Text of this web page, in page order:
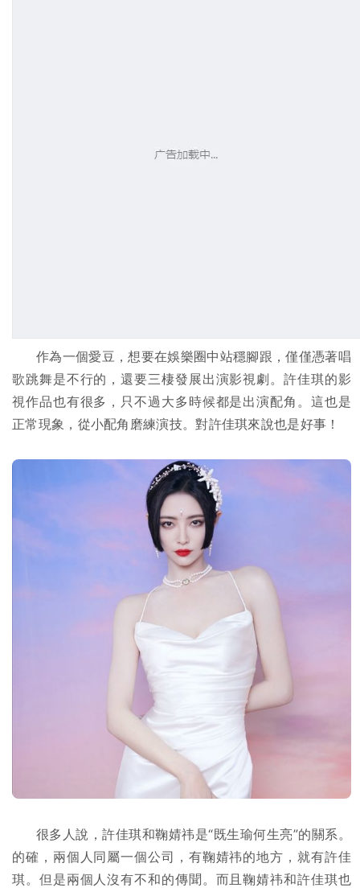
作為一個愛豆，想要在娛樂圈中站穩腳跟，僅僅憑著唱
歌跳舞是不行的，還要三棲發展出演影視劇。許佳琪的影
視作品也有很多，只不過大多時候都是出演配角。這也是
正常現象，從小配角磨練演技。對許佳琪來說也是好事！
很多人說，許佳琪和鞠婧祎是“既生瑜何生亮”的關系。
的確，兩個人同屬一個公司，有鞠婧祎的地方，就有許佳
琪。但是兩個人沒有不和的傳聞。而且鞠婧祎和許佳琪也